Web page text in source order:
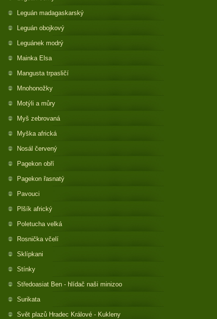
Leguán madagaskarský
Leguán obojkový
Leguánek modrý
Mainka Elsa
Mangusta trpasličí
Mnohonožky
Motýli a můry
Myš zebrovaná
Myška africká
Nosál červený
Pagekon obří
Pagekon řasnatý
Pavouci
Plšík africký
Poletucha velká
Rosnička včelí
Sklípkani
Stínky
Středoasiat Ben - hlídač naši minizoo
Surikata
Svět plazů Hradec Králové - Kukleny